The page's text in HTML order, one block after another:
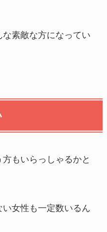
素敵な方になってい
もいらっしゃるかと
女性も一定数いるん